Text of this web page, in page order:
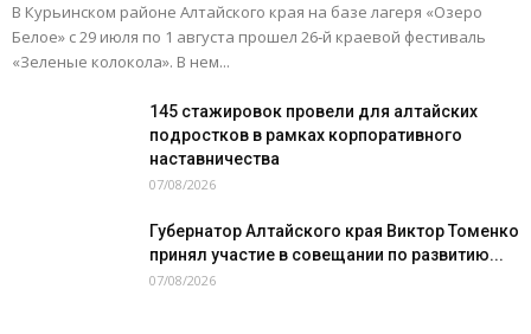
В Курьинском районе Алтайского края на базе лагеря «Озеро
Белое» с 29 июля по 1 августа прошел 26‑й краевой фестиваль
«Зеленые колокола». В нем...
145 стажировок провели для алтайских
подростков в рамках корпоративного
наставничества
07/08/2026
Губернатор Алтайского края Виктор Томенко
принял участие в совещании по развитию...
07/08/2026